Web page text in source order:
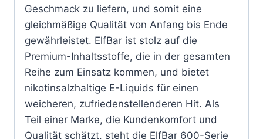
Geschmack zu liefern, und somit eine
gleichmäßige Qualität von Anfang bis Ende
gewährleistet. ElfBar ist stolz auf die
Premium-Inhaltsstoffe, die in der gesamten
Reihe zum Einsatz kommen, und bietet
nikotinsalzhaltige E-Liquids für einen
weicheren, zufriedenstellenderen Hit. Als
Teil einer Marke, die Kundenkomfort und
Qualität schätzt, steht die ElfBar 600-Serie